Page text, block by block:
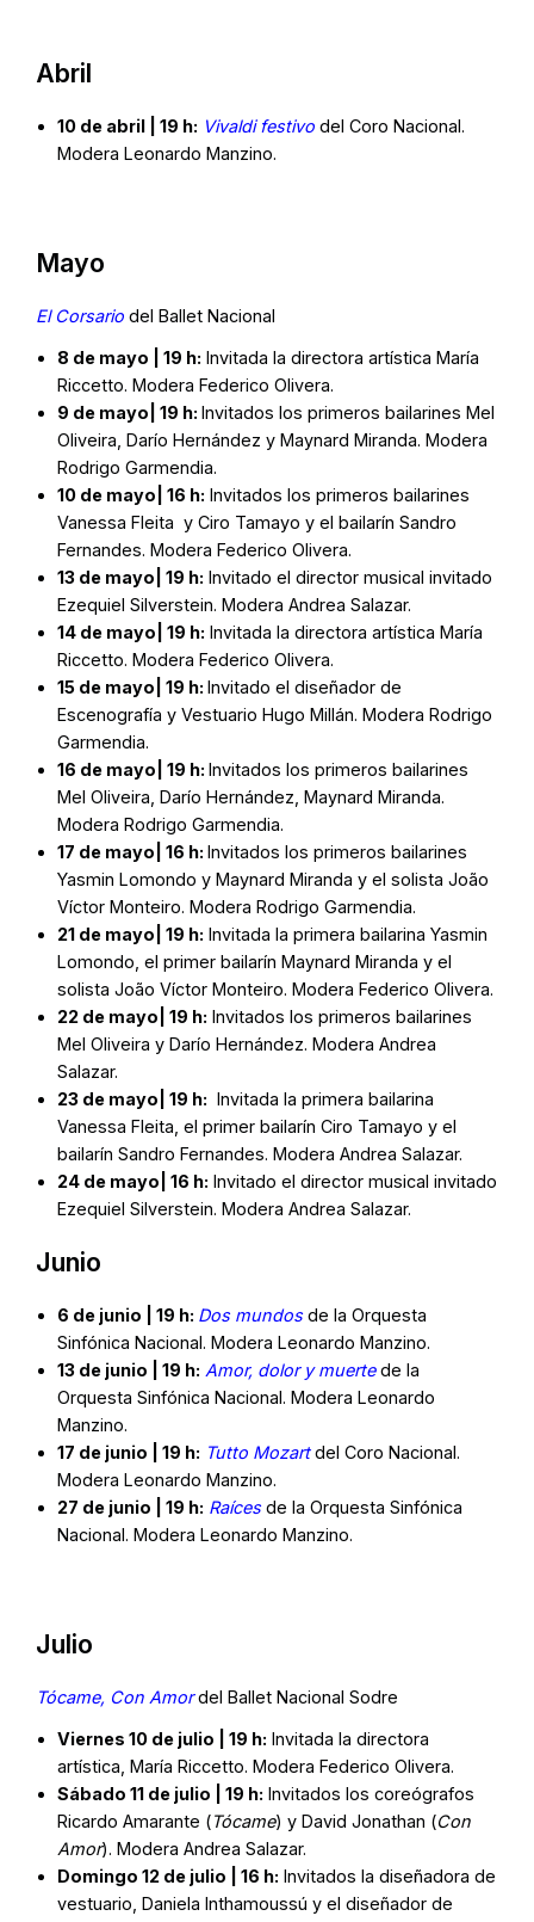
Abril
10 de abril | 19 h: Vivaldi festivo del Coro Nacional.
Modera Leonardo Manzino.
Mayo
El Corsario del Ballet Nacional
8 de mayo | 19 h: Invitada la directora artística María
Riccetto. Modera Federico Olivera.
9 de mayo | 19 h: Invitados los primeros bailarines Mel
Oliveira, Darío Hernández y Maynard Miranda. Modera
Rodrigo Garmendia.
10 de mayo | 16 h: Invitados los primeros bailarines
Vanessa Fleita y Ciro Tamayo y el bailarín Sandro
Fernandes. Modera Federico Olivera.
13 de mayo | 19 h: Invitado el director musical invitado
Ezequiel Silverstein. Modera Andrea Salazar.
14 de mayo | 19 h: Invitada la directora artística María
Riccetto. Modera Federico Olivera.
15 de mayo | 19 h: Invitado el diseñador de
Escenografía y Vestuario Hugo Millán. Modera Rodrigo
Garmendia.
16 de mayo | 19 h: Invitados los primeros bailarines
Mel Oliveira, Darío Hernández, Maynard Miranda.
Modera Rodrigo Garmendia.
17 de mayo | 16 h: Invitados los primeros bailarines
Yasmin Lomondo y Maynard Miranda y el solista João
Víctor Monteiro. Modera Rodrigo Garmendia.
21 de mayo | 19 h: Invitada la primera bailarina Yasmin
Lomondo, el primer bailarín Maynard Miranda y el
solista João Víctor Monteiro. Modera Federico Olivera.
22 de mayo | 19 h: Invitados los primeros bailarines
Mel Oliveira y Darío Hernández. Modera Andrea
Salazar.
23 de mayo | 19 h: Invitada la primera bailarina
Vanessa Fleita, el primer bailarín Ciro Tamayo y el
bailarín Sandro Fernandes. Modera Andrea Salazar.
24 de mayo | 16 h: Invitado el director musical invitado
Ezequiel Silverstein. Modera Andrea Salazar.
Junio
6 de junio | 19 h: Dos mundosde la Orquesta
Sinfónica Nacional. Modera Leonardo Manzino.
13 de junio | 19 h: Amor, dolor y muertede la
Orquesta Sinfónica Nacional. Modera Leonardo
Manzino.
17 de junio | 19 h: Tutto Mozartdel Coro Nacional.
Modera Leonardo Manzino.
27 de junio | 19 h: Raícesde la Orquesta Sinfónica
Nacional. Modera Leonardo Manzino.
Julio
Tócame, Con Amordel Ballet Nacional Sodre
Viernes 10 de julio | 19 h: Invitada la directora
artística, María Riccetto. Modera Federico Olivera.
Sábado 11 de julio | 19 h: Invitados los coreógrafos
Ricardo Amarante (Tócame) y David Jonathan (Con
Amor). Modera Andrea Salazar.
Domingo 12 de julio | 16 h: Invitados la diseñadora de
vestuario, Daniela Inthamoussú y el diseñador de